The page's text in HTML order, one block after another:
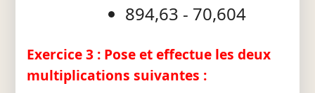
894,63 - 70,604
Exercice 3 : Pose et effectue les deux
multiplications suivantes :